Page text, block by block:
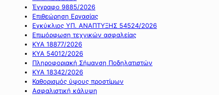
Έγγραφο 9885/2026
Επιθεώρηση Εργασίας
Εγκύκλιος ΥΠ. ΑΝΑΠΤΥΞΗΣ 54524/2026
Επιμόρφωση τεχνικών ασφαλείας
ΚΥΑ 18877/2026
ΚΥΑ 54012/2026
Πληροφοριακή Σήμανση Ποδηλατιστών
ΚΥΑ 18342/2026
Καθορισμός ύψους προστίμων
Ασφαλιστική κάλυψη